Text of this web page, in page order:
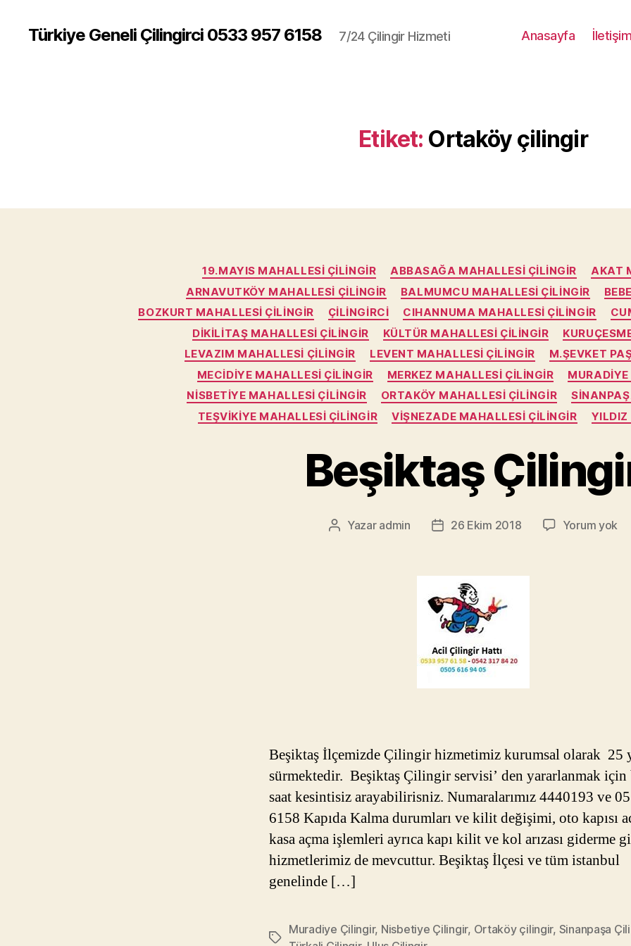
Türkiye Geneli Çilingirci 0533 957 6158 7/24 Çilingir Hizmeti Anasayfa
Etiket: Ortaköy çilingir
Kategoriler
19.MAYIS MAHALLESI ÇILINGIR ABBASAĞA MAHALLESI ÇILINGIR
AKAT
ARNAVUTKÖY MAHALLESI ÇILINGIR
BALMUMCU MAHALLESI ÇILINGIR
BOZKURT MAHALLESI ÇILINGIR
ÇILINGIRCI CIHANNUMA MAHALLESI ÇILINGIR
DIKILITAŞ MAHALLESI ÇILINGIR
KÜLTÜR MAHALLESI ÇILINGIR
LEVAZIM MAHALLESI ÇILINGIR
LEVENT MAHALLESI ÇILINGIR
M.ŞEVKET
MECIDIYE MAHALLESI ÇILINGIR
MERKEZ MAHALLESI ÇILINGIR
NISBETIYE MAHALLESI ÇILINGIR
ORTAKÖY MAHALLESI ÇILINGIR
TEŞVIKIYE MAHALLESI ÇILINGIR
VIŞNEZADE MAHALLESI ÇILINGIR YILDIZ
Beşiktaş
Yazının
Yazar admin
Yazı26 Ekim 2018 Yorum yok
Beşiktaş İlçemizde Çilingir hizmetimiz kurumsal olarak 25
sürmektedir. Beşiktaş Çilingir servisi’ den yararlanmak
saat kesintisiz arayabilirisniz. Numaralarımız 4440193 ve
6158 Kapıda Kalma durumları ve kilit değişimi, oto kapısı
kasa açma işlemleri ayrıca kapı kilit ve kol arızası giderme
hizmetlerimiz de mevcuttur. Beşiktaş İlçesi ve tüm istanbul
genelinde […]
Etiketler
Muradiye Çilingir, Nisbetiye Çilingir, Ortaköy çilingir, Sinanpaşa